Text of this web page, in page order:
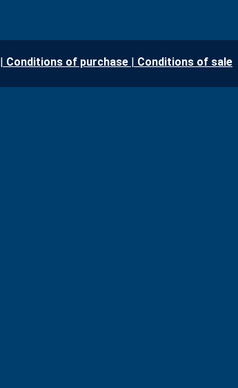
| Conditions of purchase | Conditions of sale